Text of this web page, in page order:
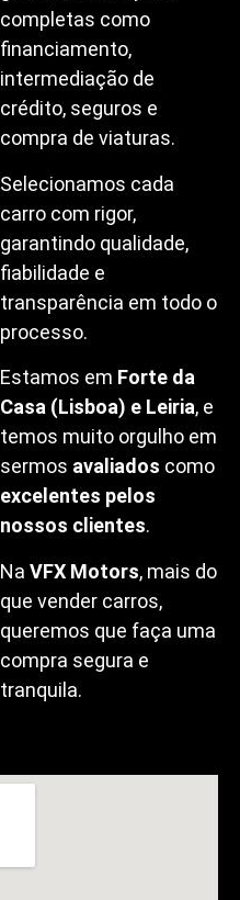
completas como
financiamento,
intermediação de
crédito, seguros e
compra de viaturas.
Selecionamos cada
carro com rigor,
garantindo qualidade,
fiabilidade e
transparência em todo o
processo.
Estamos em Forte da
Casa (Lisboa) e Leiria, e
temos muito orgulho em
sermos avaliados como
excelentes pelos
nossos clientes.
NaVFX Motors, mais do
que vender carros,
queremos que faça uma
compra segura e
tranquila.